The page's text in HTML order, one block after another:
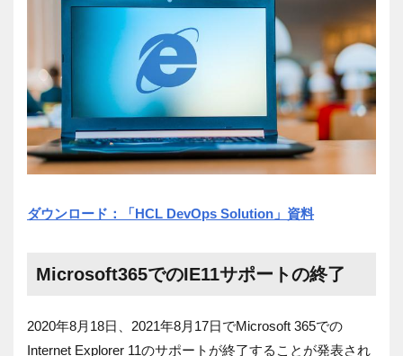
ダウンロード：「HCL DevOps Solution」資料
Microsoft365でのIE11サポートの終了
2020年8月18日、2021年8月17日でMicrosoft 365での
Internet Explorer 11のサポートが終了することが発表され